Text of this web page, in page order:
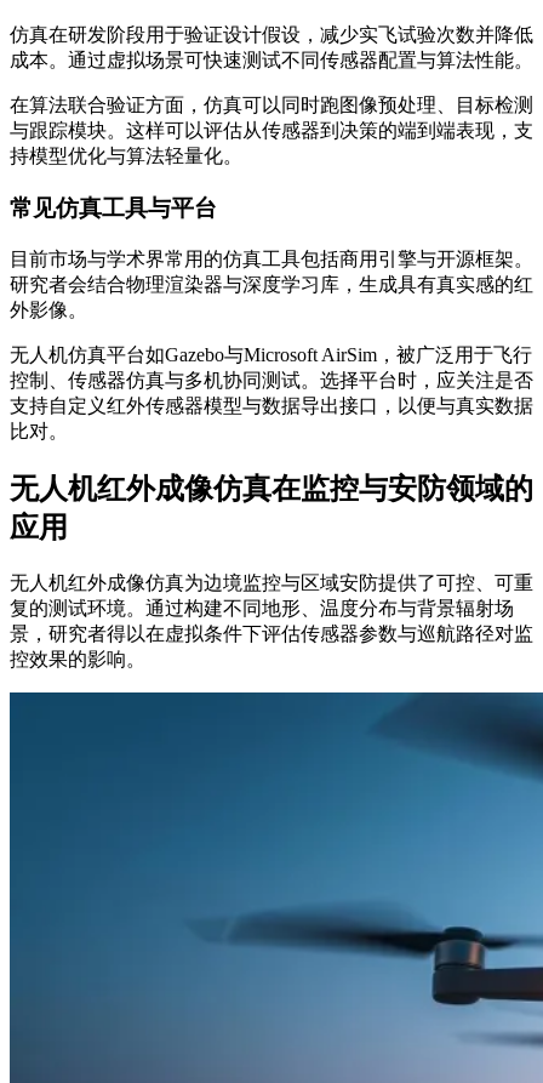
仿真在研发阶段用于验证设计假设，减少实飞试验次数并降低
成本。通过虚拟场景可快速测试不同传感器配置与算法性能。
在算法联合验证方面，仿真可以同时跑图像预处理、目标检测
与跟踪模块。这样可以评估从传感器到决策的端到端表现，支
持模型优化与算法轻量化。
常见仿真工具与平台
目前市场与学术界常用的仿真工具包括商用引擎与开源框架。
研究者会结合物理渲染器与深度学习库，生成具有真实感的红
外影像。
无人机仿真平台如Gazebo与Microsoft AirSim，被广泛用于飞行
控制、传感器仿真与多机协同测试。选择平台时，应关注是否
支持自定义红外传感器模型与数据导出接口，以便与真实数据
比对。
无人机红外成像仿真在监控与安防领域的
应用
无人机红外成像仿真为边境监控与区域安防提供了可控、可重
复的测试环境。通过构建不同地形、温度分布与背景辐射场
景，研究者得以在虚拟条件下评估传感器参数与巡航路径对监
控效果的影响。